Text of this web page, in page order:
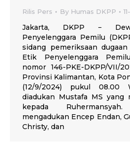
Rilis Pers By Humas DKPP
Jakarta, DKPP −
Penyelenggara Pemilu
sidang pemeriksaan
Etik Penyelenggara
nomor 146-PKE-DKPP/VII/
Provinsi Kalimantan, Kota
(12/9/2024) pukul 08.00
diadukan Mustafa MS yang
kepada
mengadukan Encep Endan,
Christy, dan